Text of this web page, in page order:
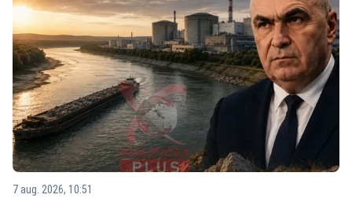
7 aug. 2026, 10:51